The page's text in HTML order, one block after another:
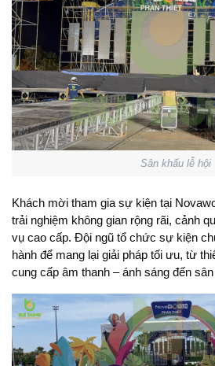
Sân khấu lễ hội
Khách mời tham gia sự kiện tại
trải nghiệm không gian rộng rãi, cảnh
vụ cao cấp. Đội ngũ tổ chức sự kiện
hành để mang lại giải pháp tối ưu, từ
cung cấp âm thanh – ánh sáng đến